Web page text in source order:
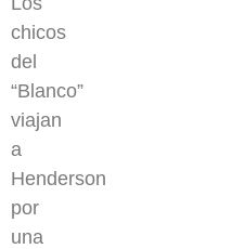
chicos
del
“Blanco”
viajan
a
Henderson
por
una